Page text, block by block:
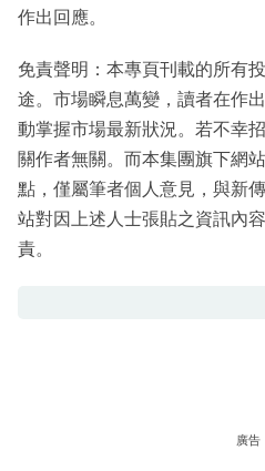
作出回應。
免責聲明：本專頁刊載的所有
途。市場瞬息萬變，讀者在作
動掌握市場最新狀況。若不幸
關作者無關。而本集團旗下網
點，僅屬筆者個人意見，與新
站對因上述人士張貼之資訊內
責。
廣告